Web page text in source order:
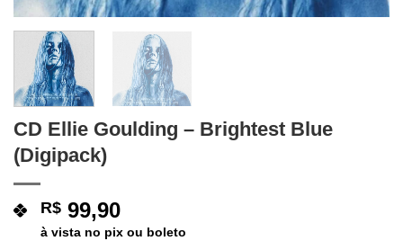
CD Ellie Goulding – Brightest Blue
(Digipack)
R$ 99,90
à vista no pix ou boleto